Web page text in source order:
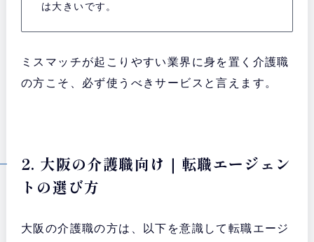
は大きいです。
ミスマッチが起こりやすい業界に身を置く介護職
の方こそ、必ず使うべきサービスと言えます。
2. 大阪の介護職向け｜転職エージェン
トの選び方
大阪の介護職の方は、以下を意識して転職エージ